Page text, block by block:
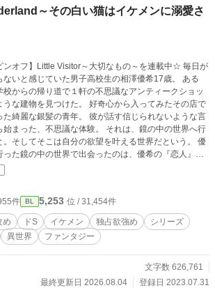
～その白い猫はイケメンに溺愛さ
ンオフ】Little Visitor～大切なもの～を連載中☆ 毎日が
ないと感じていた男子高校生の相澤優希17歳。 ある
校からの帰り道で１軒の不思議なアンティークショッ
うな建物を見つけた。 好奇心から入ってみたその店で
た綺麗な銀髪の青年。 彼が話す信じられないような言
始まった、不思議な体験。 それは、鏡の中の世界へ行
。そしてそこは自分の欲望を叶える世界だという。 優
った鏡の中の世界で出会ったのは、優希の『恋人』だ
ラスメイトの藤條海斗だった――。 「クラスメイ
ぞ？」 「これが俺の欲望だって!? 絶対にありえない
？ 不思議
ようこそ、『あなたの望み、叶えます』 ツンデレで
しくて素直になれない優希と、独占欲が強く優希を溺
がらもついイジメてしまう海斗のシリーズ小説です。
りませんが、エロ多めの回には「R18」と表記してい
件 BL 5,253 位 / 31,454件
め ドS イケメン 独占欲強め
シリーズ
異世界 ファンタジー
文字数 626,761
最終更新日 2026.08.04
登録日 2023.07.31